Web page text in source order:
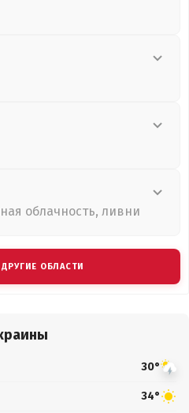
облачность, ливни
ОБЛАСТИ
30°
34°